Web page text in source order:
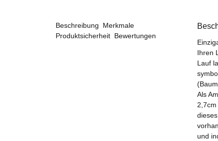
Beschreibung
Merkmale
Produktsicherheit Bewertungen
Ihren
Lauf
Als
und